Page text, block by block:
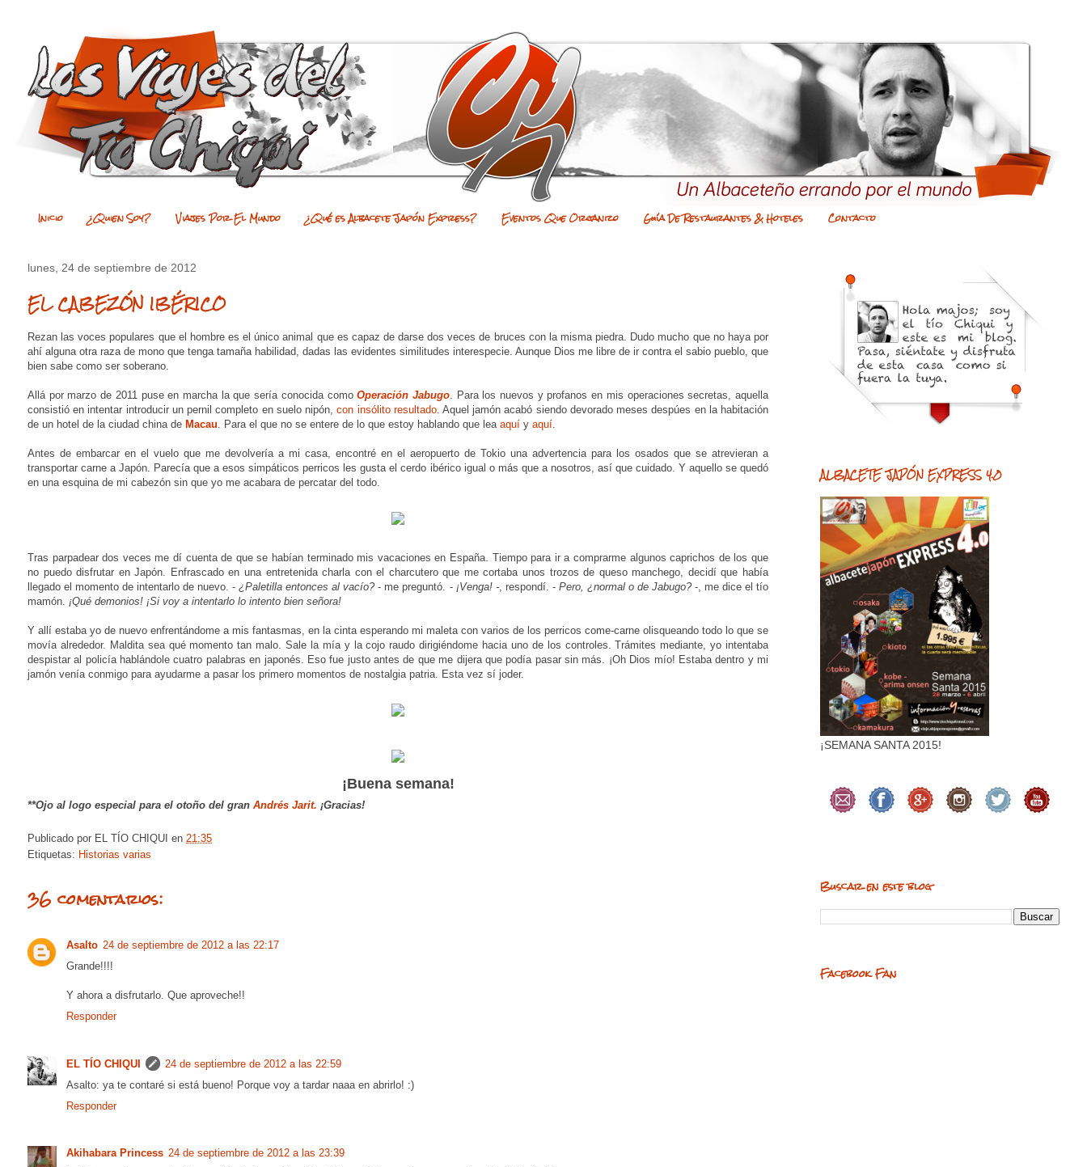
Inicio ¿Quien Soy? Viajes Por El Mundo ¿Qué es Albacete Japón Express? Eventos Que Organizo Guía De Restaurantes & Hoteles Contacto
lunes, 24 de septiembre de 2012
EL CABEZÓN IBÉRICO
Rezan las voces populares que el hombre es el único animal que es capaz de darse dos veces de bruces con la misma piedra. Dudo mucho que no haya por
ahí alguna otra raza de mono que tenga tamaña habilidad, dadas las evidentes similitudes interespecie. Aunque Dios me libre de ir contra el sabio pueblo, que
bien sabe como ser soberano.
Allá por marzo de 2011 puse en marcha la que sería conocida comoOperación Jabugo. Para los nuevos y profanos en mis operaciones secretas, aquella
consistió en intentar introducir un pernil completo en suelo nipón, con insólito resultado. Aquel jamón acabó siendo devorado meses despúes en la habitación
de un hotel de la ciudad china de Macau. Para el que no se entere de lo que estoy hablando que lea aquí y aquí.
Antes de embarcar en el vuelo que me devolvería a mi casa, encontré en el aeropuerto de Tokio una advertencia para los osados que se atrevieran a
transportar carne a Japón. Parecía que a esos simpáticos perricos les gusta el cerdo ibérico igual o más que a nosotros, así que cuidado. Y aquello se quedó
en una esquina de mi cabezón sin que yo me acabara de percatar del todo.
Tras parpadear dos veces me dí cuenta de que se habían terminado mis vacaciones en España. Tiempo para ir a comprarme algunos caprichos de los que
no puedo disfrutar en Japón. Enfrascado en una entretenida charla con el charcutero que me cortaba unos trozos de queso manchego, decidí que había
llegado el momento de intentarlo de nuevo. -¿Paletilla entonces al vacío?- me preguntó. - ¡Venga! -, respondí. - Pero, ¿normal o de Jabugo? -, me dice el tío
mamón. ¡Qué demonios! ¡Si voy a intentarlo lo intento bien señora!
Y allí estaba yo de nuevo enfrentándome a mis fantasmas, en la cinta esperando mi maleta con varios de los perricos come-carne olisqueando todo lo que se
movía alrededor. Maldita sea qué momento tan malo. Sale la mía y la cojo raudo dirigiéndome hacia uno de los controles. Trámites mediante, yo intentaba
despistar al policía hablándole cuatro palabras en japonés. Eso fue justo antes de que me dijera que podía pasar sin más. ¡Oh Dios mío! Estaba dentro y mi
jamón venía conmigo para ayudarme a pasar los primero momentos de nostalgia patria. Esta vez sí joder.
¡Buena semana!
**Ojo al logo especial para el otoño del gran Andrés Jarit. ¡Gracias!
Publicado por EL TÍO CHIQUI en 21:35
Etiquetas: Historias varias
36 comentarios:
Asalto 24 de septiembre de 2012 a las 22:17
Grande!!!!
Y ahora a disfrutarlo. Que aproveche!!
Responder
EL TÍO CHIQUI
24 de septiembre de 2012 a las 22:59
Asalto: ya te contaré si está bueno! Porque voy a tardar naaa en abrirlo! :)
Responder
Akihabara Princess 24 de septiembre de 2012 a las 23:39
ALBACETE JAPÓN EXPRESS 4.0
¡SEMANA SANTA 2015!
Buscar en este blog
Facebook Fan